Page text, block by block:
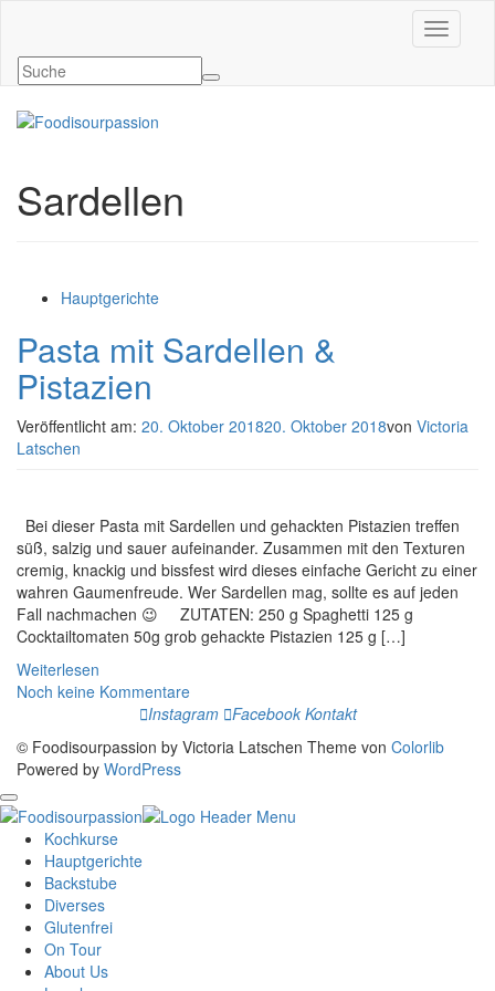
Sardellen
Hauptgerichte
Pasta mit Sardellen &
Pistazien
Veröffentlicht am: 20. Oktober 201820. Oktober 2018von Victoria
Latschen
Bei dieser Pasta mit Sardellen und gehackten Pistazien treffen
süß, salzig und sauer aufeinander. Zusammen mit den Texturen
cremig, knackig und bissfest wird dieses einfache Gericht zu einer
wahren Gaumenfreude. Wer Sardellen mag, sollte es auf jeden
Fall nachmachen 😉 ZUTATEN: 250 g Spaghetti 125 g
Cocktailtomaten 50g grob gehackte Pistazien 125 g […]
Weiterlesen
Noch keine Kommentare
Instagram
Facebook Kontakt
© Foodisourpassion by Victoria Latschen Theme von Colorlib
Powered by WordPress
Kochkurse
Hauptgerichte
Backstube
Diverses
Glutenfrei
On Tour
About Us